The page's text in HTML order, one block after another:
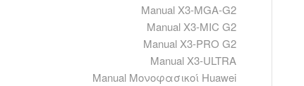
Manual X3-MGA-G2
Manual X3-MIC G2
Manual X3-PRO G2
Manual X3-ULTRA
Manual Μονοφασικοί Huawei